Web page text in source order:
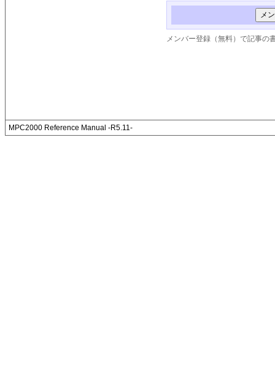
メンバー登録（無料）で記事の
MPC2000 Reference Manual -R5.11-